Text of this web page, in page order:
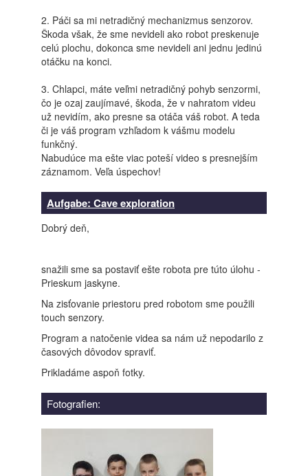
2. Páči sa mi netradičný mechanizmus senzorov.
Škoda však, že sme nevideli ako robot preskenuje
celú plochu, dokonca sme nevideli ani jednu jedinú
otáčku na konci.
3. Chlapci, máte veľmi netradičný pohyb senzormi,
čo je ozaj zaujímavé, škoda, že v nahratom videu
už nevidím, ako presne sa otáča váš robot. A teda
či je váš program vzhľadom k vášmu modelu
funkčný.
Nabudúce ma ešte viac poteší video s presnejším
záznamom. Veľa úspechov!
Aufgabe: Cave exploration
Dobrý deň,
snažili sme sa postaviť ešte robota pre túto úlohu -
Prieskum jaskyne.
Na zisťovanie priestoru pred robotom sme použili
touch senzory.
Program a natočenie videa sa nám už nepodarilo z
časových dôvodov spraviť.
Prikladáme aspoň fotky.
Fotografien: